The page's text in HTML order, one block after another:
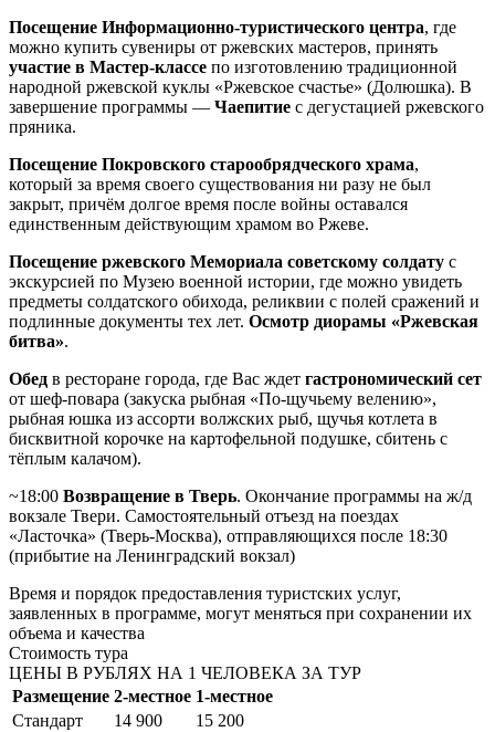
Посещение Информационно-туристического центра, где
можно купить сувениры от ржевских мастеров, принять
участие в Мастер-классе по изготовлению традиционной
народной ржевской куклы «Ржевское счастье» (Долюшка). В
завершение программы — Чаепитие с дегустацией ржевского
пряника.
Посещение Покровского старообрядческого храма,
который за время своего существования ни разу не был
закрыт, причём долгое время после войны оставался
единственным действующим храмом во Ржеве.
Посещение ржевского Мемориала советскому солдату с
экскурсией по Музею военной истории, где можно увидеть
предметы солдатского обихода, реликвии с полей сражений и
подлинные документы тех лет. Осмотр диорамы «Ржевская
битва».
Обед в ресторане города, где Вас ждет гастрономический сет
от шеф-повара (закуска рыбная «По-щучьему велению»,
рыбная юшка из ассорти волжских рыб, щучья котлета в
бисквитной корочке на картофельной подушке, сбитень с
тёплым калачом).
~18:00 Возвращение в Тверь. Окончание программы на ж/д
вокзале Твери. Самостоятельный отъезд на поездах
«Ласточка» (Тверь-Москва), отправляющихся после 18:30
(прибытие на Ленинградский вокзал)
Время и порядок предоставления туристских услуг,
заявленных в программе, могут меняться при сохранении их
объема и качества
Стоимость тура
ЦЕНЫ В РУБЛЯХ НА 1 ЧЕЛОВЕКА ЗА ТУР
Размещение 2-местное 1-местное
Стандарт
14 900
15 200